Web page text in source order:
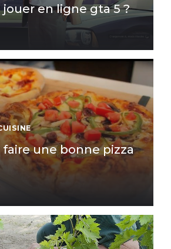
en ligne gta 5 ?
une bonne pizza